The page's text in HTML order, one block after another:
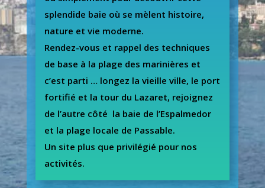
splendide baie où se mèlent histoire,
nature et vie moderne.
Rendez-vous et rappel des techniques
de base à la plage des marinières et
c’est parti … longez la vieille ville, le port
fortifié et la tour du Lazaret, rejoignez
de l’autre côté la baie de l’Espalmedor
et la plage locale de Passable.
Un site plus que privilégié pour nos
activités.